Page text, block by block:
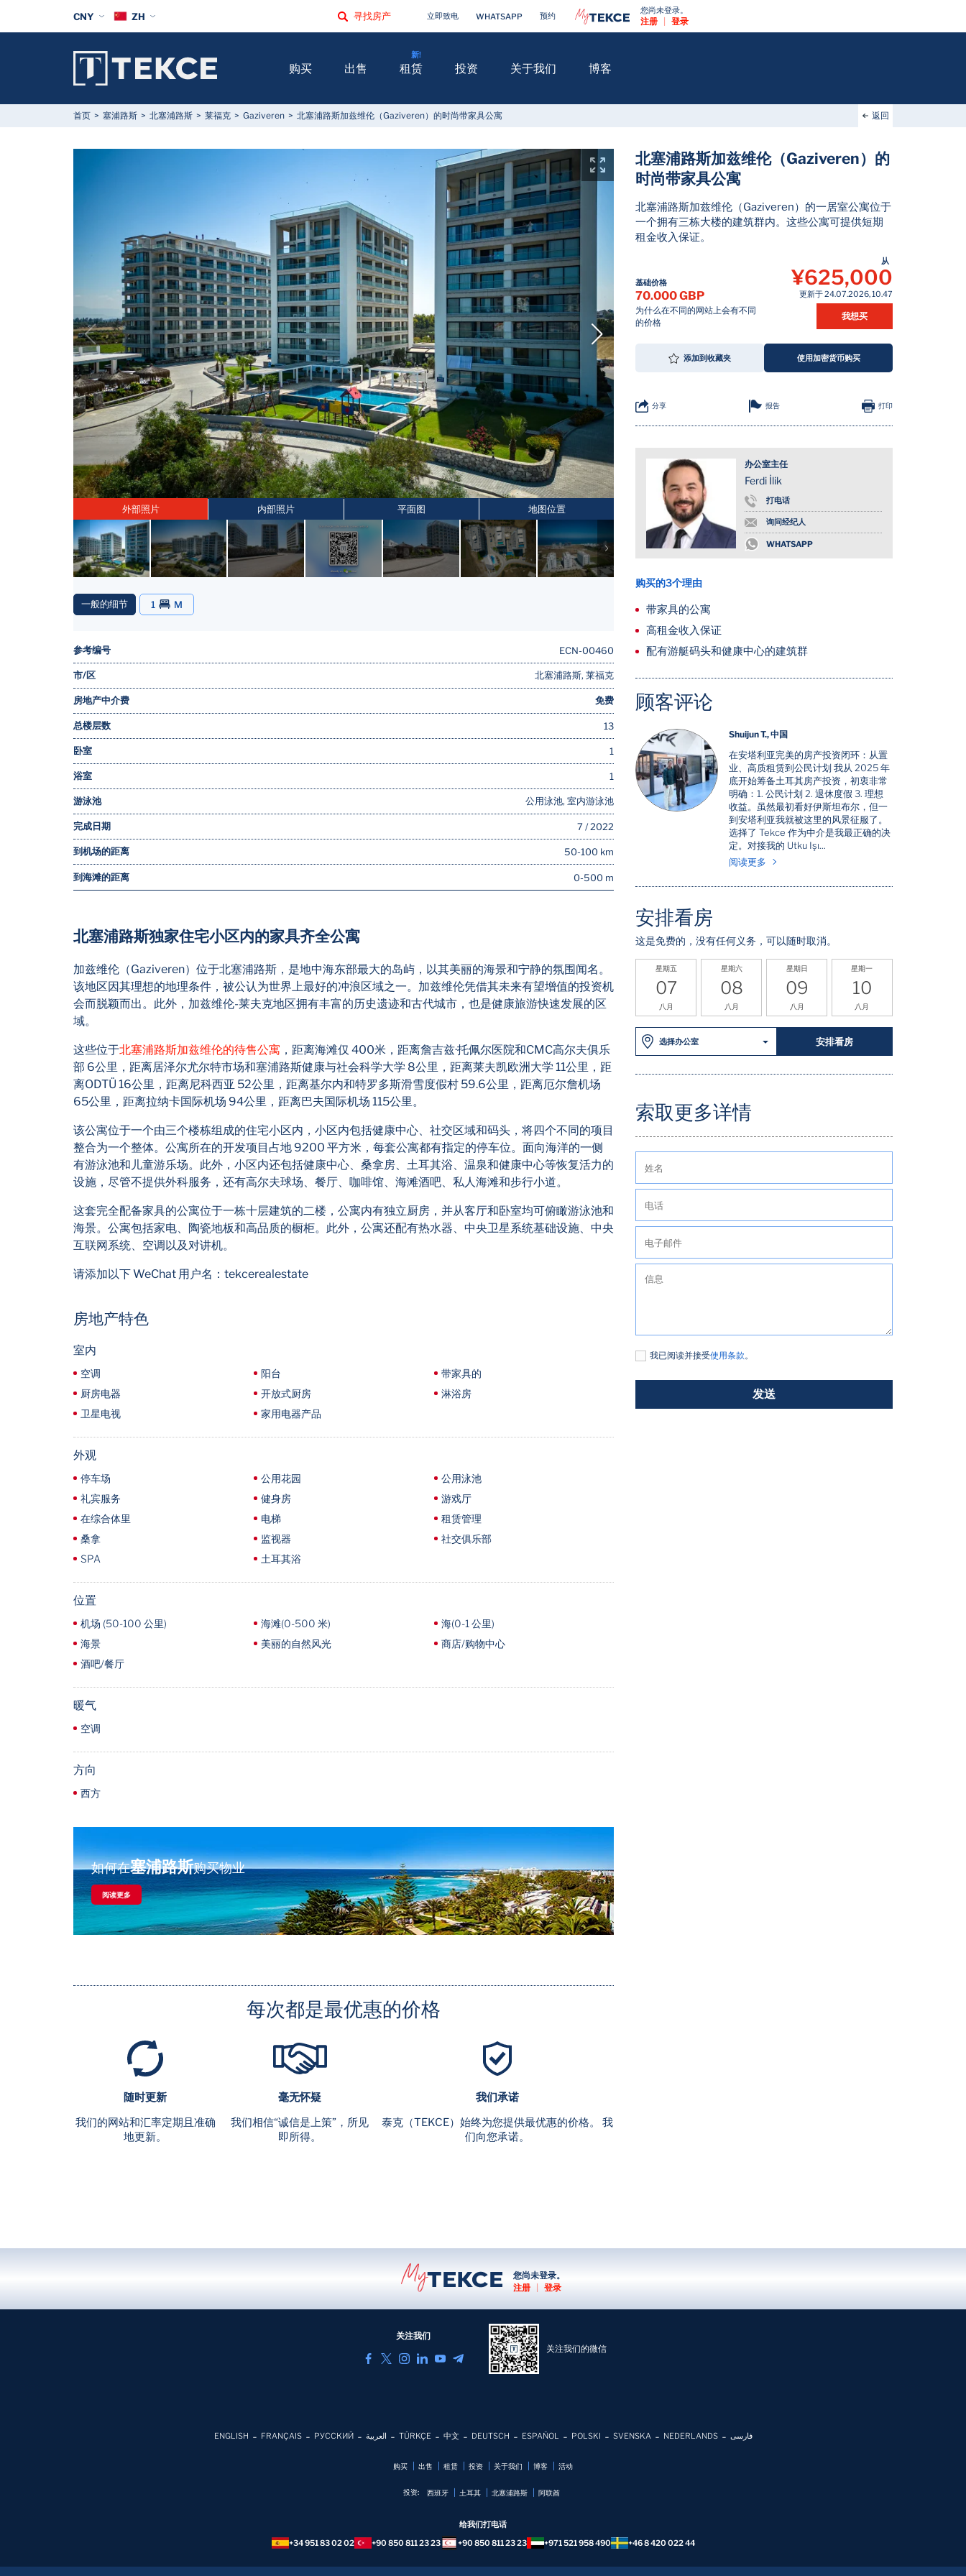
首页 塞浦路斯 北塞浦路斯 莱福克 Gaziveren 北塞浦路斯加兹维伦（Gaziveren）的时尚带家具公寓 返回
外部照片 内部照片 平面图 地图位置
分享 报告 打印
北塞浦路斯加兹维伦（Gaziveren）的
时尚带家具公寓
北塞浦路斯加兹维伦（Gaziveren）的一居室公寓位于
一个拥有三栋大楼的建筑群内。这些公寓可提供短期
租金收入保证。
基础价格
70.000 GBP
为什么在不同的网站上会有不同
的价格
从
¥625,000
更新于 24.07.2026, 10.47
我想买
添加到收藏夹 使用加密货币购买
一般的细节 1 M
参考编号 ECN-00460
市/区 北塞浦路斯, 莱福克
房地产中介费 免费
总楼层数 13
卧室 1
浴室 1
游泳池 公用泳池, 室内游泳池
完成日期 7 / 2022
到机场的距离 50-100 km
到海滩的距离 0-500 m
购买的3个理由
带家具的公寓
高租金收入保证
配有游艇码头和健康中心的建筑群
顾客评论
Shuijun T., 中国
在安塔利亚完美的房产投资闭环：从置
业、高质租赁到公民计划 我从 2025 年
底开始筹备土耳其房产投资，初衷非常
明确：1. 公民计划 2. 退休度假 3. 理想
收益。虽然最初看好伊斯坦布尔，但一
到安塔利亚我就被这里的风景征服了。
选择了 Tekce 作为中介是我最正确的决
定。对接我的 Utku Işı...
阅读更多
办公室主任
Ferdi İlik
打电话
询问经纪人
WHATSAPP
安排看房
这是免费的，没有任何义务，可以随时取消。
星期五
07
八月
星期六
08
八月
星期日
09
八月
星期一
10
八月
选择办公室 安排看房
索取更多详情
我已阅读并接受使用条款。
发送
北塞浦路斯独家住宅小区内的家具齐全公寓
加兹维伦（Gaziveren）位于北塞浦路斯，是地中海东部最大的岛屿，以其美丽的海景和宁静的氛围闻名。
该地区因其理想的地理条件，被公认为世界上最好的冲浪区域之一。加兹维伦凭借其未来有望增值的投资机
会而脱颖而出。此外，加兹维伦-莱夫克地区拥有丰富的历史遗迹和古代城市，也是健康旅游快速发展的区
域。
这些位于北塞浦路斯加兹维伦的待售公寓 ，距离海滩仅 400米，距离詹吉兹·托佩尔医院和CMC高尔夫俱乐
部 6公里，距离居泽尔尤尔特市场和塞浦路斯健康与社会科学大学 8公里，距离莱夫凯欧洲大学 11公里，距
离ODTÜ 16公里，距离尼科西亚 52公里，距离基尔内和特罗多斯滑雪度假村 59.6公里，距离厄尔詹机场
65公里，距离拉纳卡国际机场 94公里，距离巴夫国际机场 115公里。
该公寓位于一个由三个楼栋组成的住宅小区内，小区内包括健康中心、社交区域和码头，将四个不同的项目
整合为一个整体。公寓所在的开发项目占地 9200 平方米，每套公寓都有指定的停车位。面向海洋的一侧
有游泳池和儿童游乐场。此外，小区内还包括健康中心、桑拿房、土耳其浴、温泉和健康中心等恢复活力的
设施，尽管不提供外科服务，还有高尔夫球场、餐厅、咖啡馆、海滩酒吧、私人海滩和步行小道。
这套完全配备家具的公寓位于一栋十层建筑的二楼，公寓内有独立厨房，并从客厅和卧室均可俯瞰游泳池和
海景。公寓包括家电、陶瓷地板和高品质的橱柜。此外，公寓还配有热水器、中央卫星系统基础设施、中央
互联网系统、空调以及对讲机。
请添加以下 WeChat 用户名：tekcerealestate
房地产特色
室内
空调 阳台
带家具的
厨房电器
开放式厨房
淋浴房
卫星电视
家用电器产品
外观
停车场 公用花园
公用泳池
礼宾服务
健身房
游戏厅
在综合体里
电梯
租赁管理
桑拿
监视器
社交俱乐部
SPA
土耳其浴
位置
机场 (50-100 公里) 海滩(0-500 米)
海(0-1 公里)
海景
美丽的自然风光
商店/购物中心
酒吧/餐厅
暖气
空调
方向
西方
如何在塞浦路斯购买物业
阅读更多
每次都是最优惠的价格
随时更新
我们的网站和汇率定期且准确
地更新。
毫无怀疑
我们相信“诚信是上策”，所见
即所得。
我们承诺
泰克（TEKCE）始终为您提供最优惠的价格。 我
们向您承诺。
CNY ZH
购买 出售 租赁 投资 关于我们 博客
寻找房产 立即致电 WHATSAPP 预约
您尚未登录。
注册 | 登录
您尚未登录。
注册 | 登录
关注我们
关注我们的微信
ENGLISH FRANÇAIS РУССКИЙ العربية TÜRKÇE 中文 DEUTSCH ESPAÑOL POLSKI SVENSKA NEDERLANDS فارسی
购买 出售 租赁 投资 关于我们 博客 活动
投资: 西班牙 土耳其 北塞浦路斯 阿联酋
给我们打电话
+34 951 83 02 02
+90 850 811 23 23 +90 850 811 23 23 +971 521 958 490 +46 8 420 022 44